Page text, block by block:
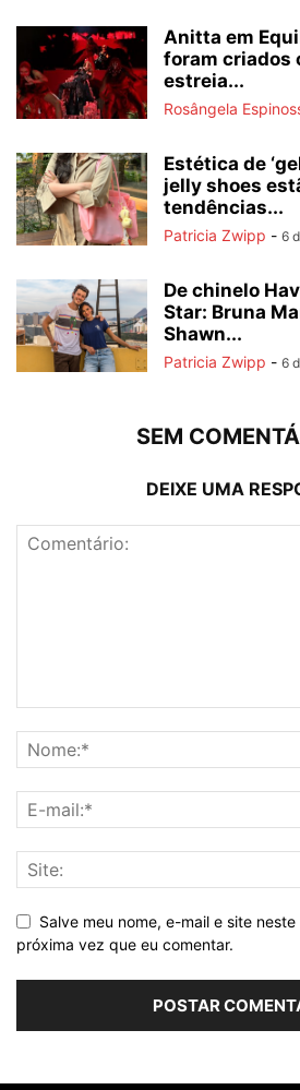
Anitta em
foram criados
estreia...
Rosângela
Estética de
jelly shoes
tendências...
Patricia Zwipp - 6
De chinelo
Star: Bruna
Shawn...
Patricia Zwipp - 6
SEM
DEIXE UMA
Salve meu nome, e-mail e site
próxima vez que eu comentar.